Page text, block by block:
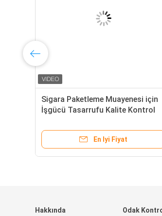
Sigara Paketleme Muayenesi için
İşgücü Tasarrufu Kalite Kontrol
En Iyi Fiyat
Hakkında Odak